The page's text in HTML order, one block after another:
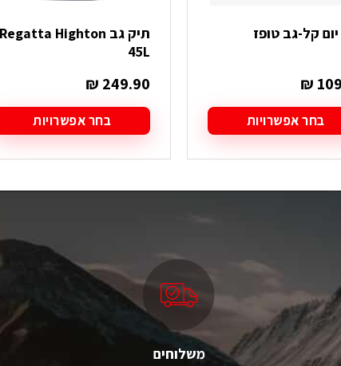
קל-גב טופז
₪
בחר אפשרויות
תיק גב Regatta Highton
45L
₪ 249.90
בחר אפשרויות
למוצר
זה
את
האפשרויות
בעמוד
משלוחים